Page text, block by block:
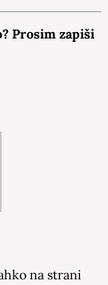
Prosim zapiši
na strani